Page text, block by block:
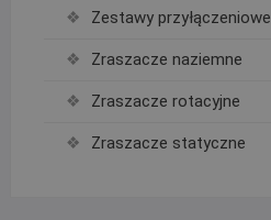
Zestawy przyłączeniowe
Zraszacze naziemne
Zraszacze rotacyjne
Zraszacze statyczne